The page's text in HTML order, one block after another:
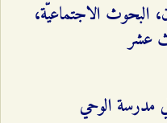
البحوث الاجتماعيّة،
عشر
في مدرسة الوحي